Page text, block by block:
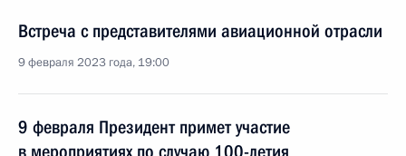
Встреча с представителями авиационной отрасли
9 февраля 2023 года, 19:00
9 февраля Президент примет участие
в мероприятиях по случаю 100-летия